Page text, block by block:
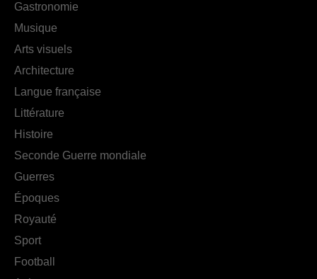
Gastronomie
Musique
Arts visuels
Architecture
Langue française
Littérature
Histoire
Seconde Guerre mondiale
Guerres
Époques
Royauté
Sport
Football